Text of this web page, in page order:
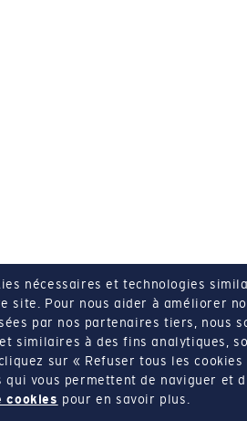
nécessaires et technologies
site. Pour nous aider à améliorer
par nos partenaires tiers, nous
similaires à des fins analytiques,
sur « Refuser tous les
qui vous permettent de naviguer et
cookies pour en savoir plus.